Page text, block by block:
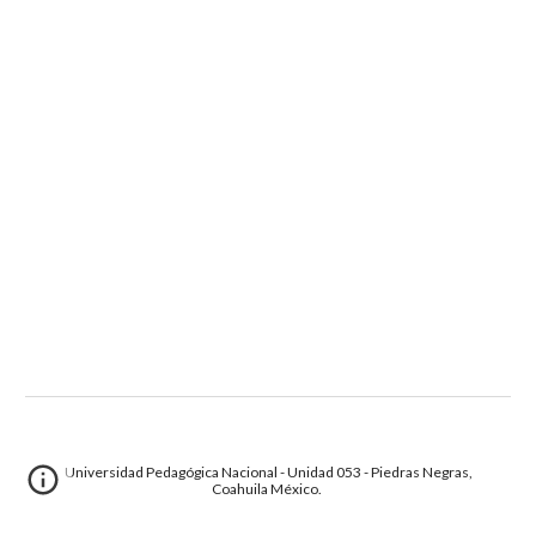
Universidad Pedagógica Nacional - Unidad 053 - Piedras Negras,
Coahuila México.